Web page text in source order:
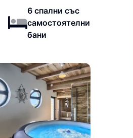
6 спални със
самостоятелни
бани